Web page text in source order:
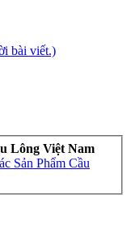
bài viết.)
Lông Việt Nam
Sản Phẩm Cầu